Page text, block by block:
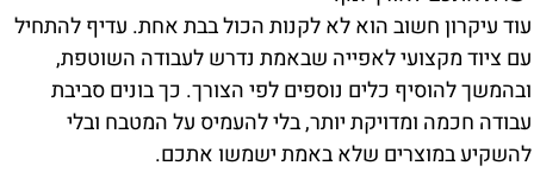
עוד עיקרון חשוב הוא לא לקנות הכול בבת אחת. עדיף להתחיל
עם ציוד מקצועי לאפייה שבאמת נדרש לעבודה השוטפת,
ובהמשך להוסיף כלים נוספים לפי הצורך. כך בונים סביבת
עבודה חכמה ומדויקת יותר, בלי להעמיס על המטבח ובלי
להשקיע במוצרים שלא באמת ישמשו אתכם.